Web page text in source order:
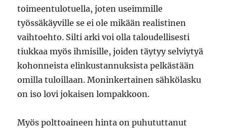
toimeentulotuella, joten useimmille
työssäkäyville se ei ole mikään realistinen
vaihtoehto. Silti arki voi olla taloudellisesti
tiukkaa myös ihmisille, joiden täytyy selviytyä
kohonneista elinkustannuksista pelkästään
omilla tuloillaan. Moninkertainen sähkölasku
on iso lovi jokaisen lompakkoon.
Myös polttoaineen hinta on puhututtanut